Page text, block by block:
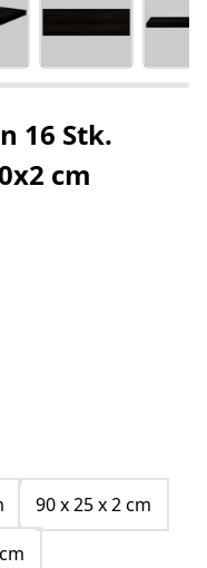
16 Stk.
cm
90 x 25 x 2 cm